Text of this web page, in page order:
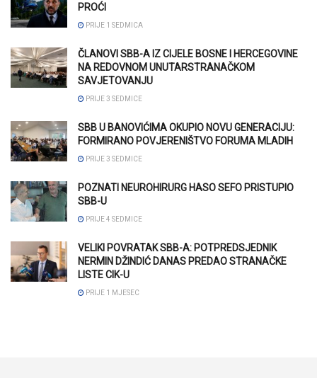
PROĆI
PRIJE 1 SEDMICA
ČLANOVI SBB-A IZ CIJELE BOSNE I HERCEGOVINE
NA REDOVNOM UNUTARSTRANAČKOM
SAVJETOVANJU
PRIJE 3 SEDMICE
SBB U BANOVIĆIMA OKUPIO NOVU GENERACIJU:
FORMIRANO POVJERENIŠTVO FORUMA MLADIH
PRIJE 3 SEDMICE
POZNATI NEUROHIRURG HASO SEFO PRISTUPIO
SBB-U
PRIJE 4 SEDMICE
VELIKI POVRATAK SBB-A: POTPREDSJEDNIK
NERMIN DŽINDIĆ DANAS PREDAO STRANAČKE
LISTE CIK-U
PRIJE 1 MJESEC